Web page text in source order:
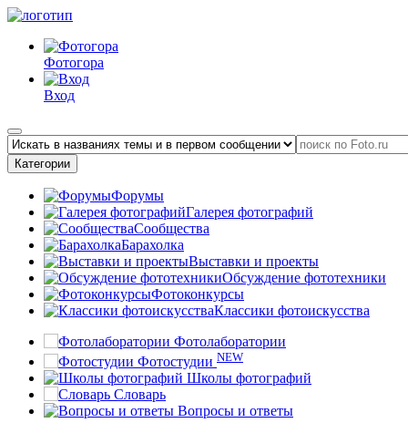
Фотогора
Вход
Категории
Форумы
Галерея фотографий
Сообщества
Барахолка
Выставки и проекты
Обсуждение фототехники
Фотоконкурсы
Классики фотоискусства
Фотолаборатории
Фотостудии NEW
Школы фотографий
Словарь
Вопросы и ответы